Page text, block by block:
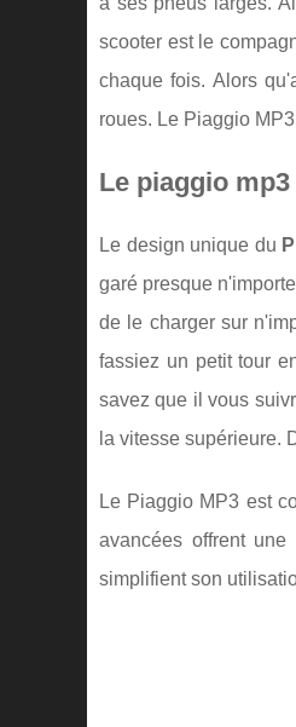
scooter est le
chaque fois. Alors
roues. Le Piaggio
Le piaggio mp3
Le design unique du
garé presque
de le charger sur
fassiez un petit tour
savez que il vous
la vitesse supérieure.
Le Piaggio MP3 est
avancées offrent
simplifient son